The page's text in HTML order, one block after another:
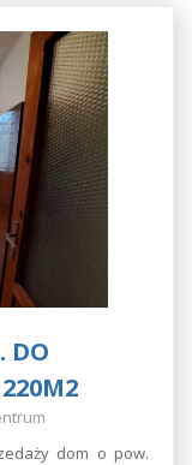
DO
dom o pow.